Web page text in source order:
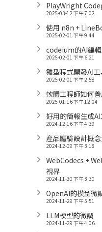
PlayWright
2025-03-12 下午 7:02
使用 n8n +
2025-02-01 下午 9:44
codeium的AI編
2025-02-01 下午 6:21
雛型程式開發AI
2025-02-01 下午 2:58
軟體工程師如何
2025-01-16 下午 12:04
好用的簡報生成
2024-12-16 下午 4:39
產品體驗設計概
2024-12-09 下午 3:18
WebCodecs +
視界
2024-11-30 下午 3:30
OpenAI的模型微
2024-11-29 下午 5:51
LLM模型的微調
2024-11-29 下午 4:06